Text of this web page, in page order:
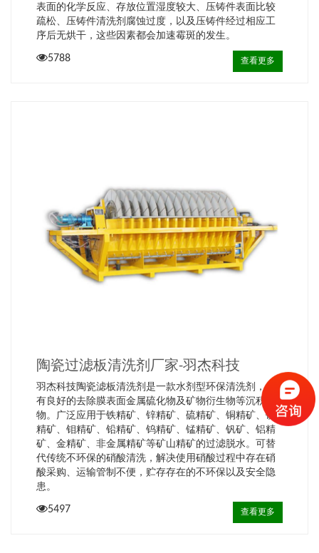
表面的化学反应、存放位置湿度较大、压铸件表面比较
疏松、压铸件清洗剂腐蚀过度，以及压铸件经过相应工
序后无烘干，‌这些因素都会加速霉斑的发生。
5788 查看更多
陶瓷过滤板清洗剂厂家-羽杰科技
羽杰科技陶瓷滤板清洗剂是一款水剂型环保清洗剂，具
有良好的去除膜表面金属硫化物及矿物衍生物等沉积污
物。广泛应用于铁精矿、锌精矿、硫精矿、铜精矿、镍
精矿、钼精矿、铅精矿、钨精矿、锰精矿、钒矿、铝精
矿、金精矿、非金属精矿等矿山精矿的过滤脱水。可替
代传统不环保的硝酸清洗，解决使用硝酸过程中存在硝
酸采购、运输管制不便，贮存存在的不环保以及安全隐
患。
5497 查看更多